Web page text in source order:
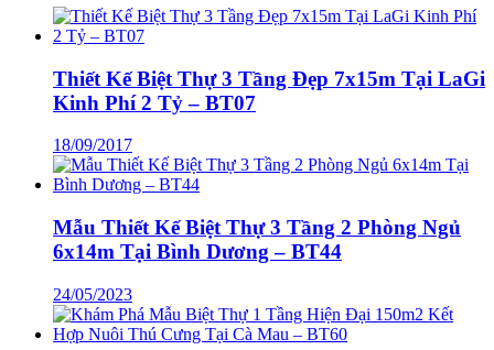
Thiết Kế Biệt Thự 3 Tầng Đẹp 7x15m Tại LaGi
Kinh Phí 2 Tỷ – BT07
18/09/2017
Mẫu Thiết Kế Biệt Thự 3 Tầng 2 Phòng Ngủ
6x14m Tại Bình Dương – BT44
24/05/2023